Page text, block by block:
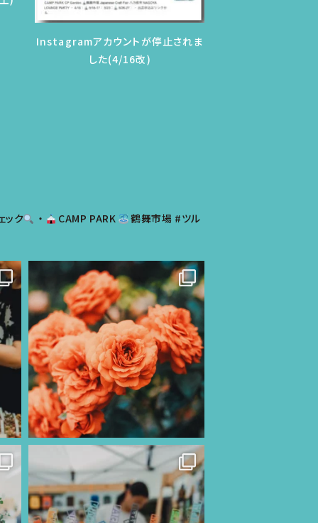
Instagramアカウントが停止されま
した(4/16改)
ク ・ CAMP PARK 鶴舞市場 #ツル